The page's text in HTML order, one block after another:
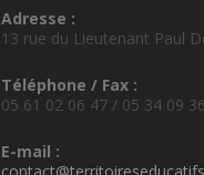
Adresse :
13 rue du Lieutenant Paul
Téléphone / Fax :
05 61 02 06 47 / 05 34 09
E-mail :